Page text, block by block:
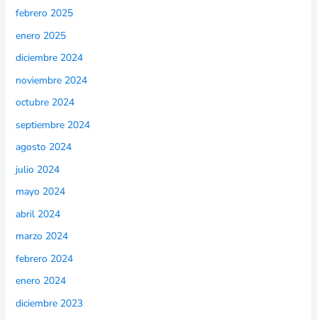
febrero 2025
enero 2025
diciembre 2024
noviembre 2024
octubre 2024
septiembre 2024
agosto 2024
julio 2024
mayo 2024
abril 2024
marzo 2024
febrero 2024
enero 2024
diciembre 2023